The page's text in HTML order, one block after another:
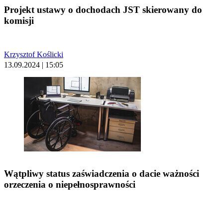
Projekt ustawy o dochodach JST skierowany do
komisji
Krzysztof Koślicki
13.09.2024 | 15:05
Wątpliwy status zaświadczenia o dacie ważności
orzeczenia o niepełnosprawności